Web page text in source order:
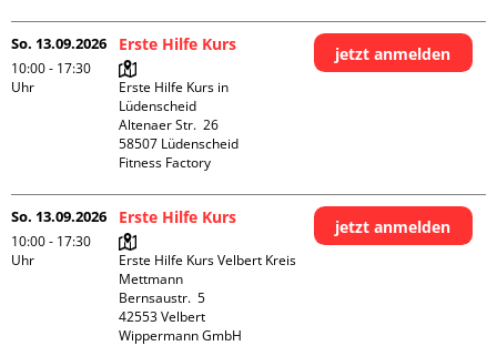
So. 13.09.2026
10:00 - 17:30
Uhr
Erste Hilfe Kurs
Erste Hilfe Kurs in
Lüdenscheid
Altenaer Str.  26
58507 Lüdenscheid
Fitness Factory
jetzt anmelden
So. 13.09.2026
10:00 - 17:30
Uhr
Erste Hilfe Kurs
Erste Hilfe Kurs Velbert Kreis
Mettmann
Bernsaustr.  5
42553 Velbert
Wippermann GmbH
jetzt anmelden